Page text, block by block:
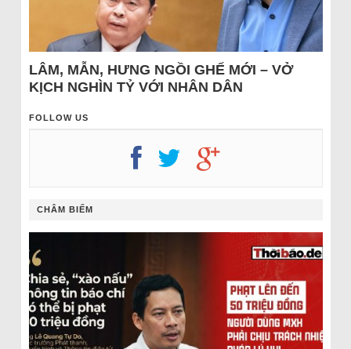
LÂM, MẪN, HƯNG NGỒI GHẾ MỚI – VỞ
KỊCH NGHÌN TỶ VỚI NHÂN DÂN
FOLLOW US
CHÂM BIẾM